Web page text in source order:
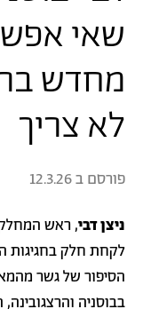
שאי
מחדש
לא צריך
פורסם ב12.3.26
ניצן דבי, ראש
בבוסניה